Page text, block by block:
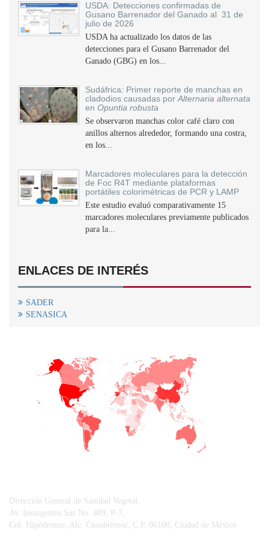
USDA: Detecciones confirmadas de
Gusano Barrenador del Ganado al 31 de
julio de 2026
USDA ha actualizado los datos de las
detecciones para el Gusano Barrenador del
Ganado (GBG) en los...
Sudáfrica: Primer reporte de manchas en
cladodios causadas por Alternaria alternata
en Opuntia robusta
Se observaron manchas color café claro con
anillos alternos alrededor, formando una costra,
en los...
Marcadores moleculares para la detección
de Foc R4T mediante plataformas
portátiles colorimétricas de PCR y LAMP
Este estudio evaluó comparativamente 15
marcadores moleculares previamente publicados
para la...
ENLACES DE INTERÉS
SADER
SENASICA
Dirección General de Sanidad Vegetal.
Av. Insurgentes Sur No. 489, P-7,
Col. Hipódromo, Alc. Cuauhtémoc, C.P. 06100, Ciudad de México